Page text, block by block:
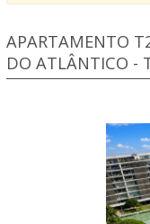
APARTAMENTO
DO ATLÂNTICO -